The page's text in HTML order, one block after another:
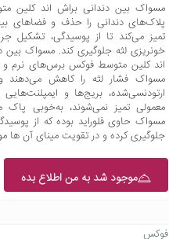
مسواک بین دندانی براش اند کلین
پلاک‌های دندانی را حذف و فضاهای
تمیز می‌کند تا از پوسیدگی، تشکیل
خونریزی لثه جلوگیری کند. مسواک بین
اند کلین متوسط فوکس برس‌های نرم
مسواک فشار لثه را کاهش می‌دهند
ارتودنسی‌شده، بریج‌ها و
معمولی تمیز نمی‌شوند، به‌خوبی پاک
مسواک حاوی فلوراید بوده که از
جلوگیری کرده و در تقویت مینای آن ها
موجود شد به من اطلاع بده
فوکس